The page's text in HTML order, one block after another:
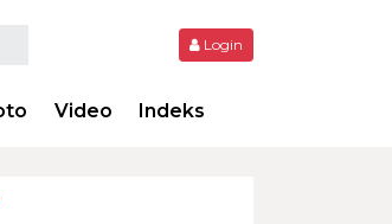
Login
Video Indeks